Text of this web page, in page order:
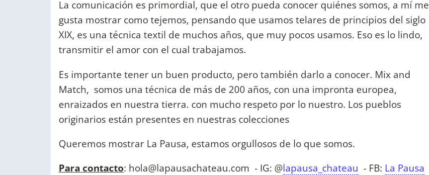
La comunicación es primordial, que el otro pueda conocer quiénes somos, a mí me
gusta mostrar como tejemos, pensando que usamos telares de principios del siglo
XIX, es una técnica textil de muchos años, que muy pocos usamos. Eso es lo lindo,
transmitir el amor con el cual trabajamos.
Es importante tener un buen producto, pero también darlo a conocer. Mix and
Match, somos una técnica de más de 200 años, con una impronta europea,
enraizados en nuestra tierra. con mucho respeto por lo nuestro. Los pueblos
originarios están presentes en nuestras colecciones
Queremos mostrar La Pausa, estamos orgullosos de lo que somos.
Para contacto: hola@lapausachateau.com - IG: @lapausa_chateau - FB: La Pausa